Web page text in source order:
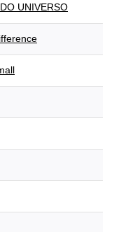
UNIVERSO